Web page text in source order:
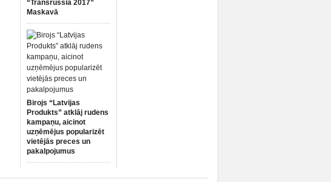
“Transrussia 2017”
Maskavā
Birojs “Latvijas
Produkts” atklāj rudens
kampaņu, aicinot
uzņēmējus popularizēt
vietējās preces un
pakalpojumus